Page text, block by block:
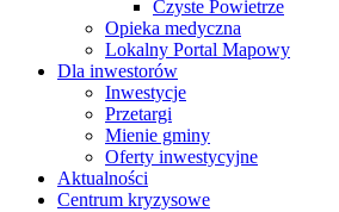
Czyste Powietrze
Opieka medyczna
Lokalny Portal Mapowy
Dla inwestorów
Inwestycje
Przetargi
Mienie gminy
Oferty inwestycyjne
Aktualności
Centrum kryzysowe